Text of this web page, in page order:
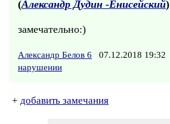
(Александр Дудин -Енисейский)
замечательно:)
Александр Белов 6 07.12.2018 19:32
нарушении
+ добавить замечания